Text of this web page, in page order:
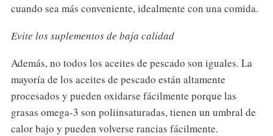
cuando sea más conveniente, idealmente con una comida.
Evite los suplementos de baja calidad
Además, no todos los aceites de pescado son iguales. La
mayoría de los aceites de pescado están altamente
procesados ​​y pueden oxidarse fácilmente porque las
grasas omega-3 son poliinsaturadas, tienen un umbral de
calor bajo y pueden volverse rancias fácilmente.